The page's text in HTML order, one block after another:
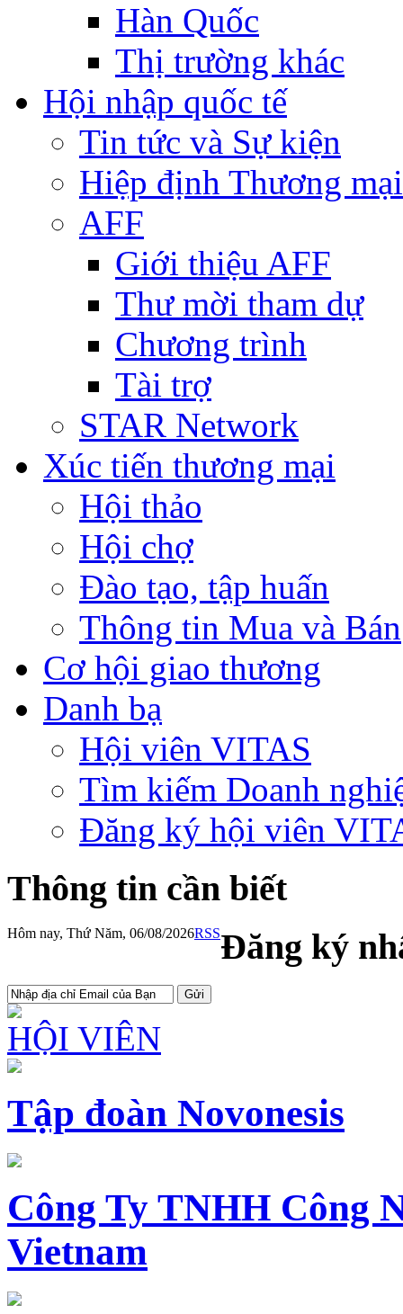
Hàn Quốc
Thị trường khác
Hội nhập quốc tế
Tin tức và Sự kiện
Hiệp định Thương
AFF
Giới thiệu AFF
Thư mời tham dự
Chương trình
Tài trợ
STAR Network
Xúc tiến thương mại
Hội thảo
Hội chợ
Đào tạo, tập huấn
Thông tin Mua và Bán
Cơ hội giao thương
Danh bạ
Hội viên VITAS
Tìm kiếm Doanh
Đăng ký hội viên
Thông tin cần biết
Hôm nay, Thứ Năm, 06/08/2026RSSĐăng ký
HỘI VIÊN
Tập đoàn Novonesis
Công Ty TNHH Công
Vietnam